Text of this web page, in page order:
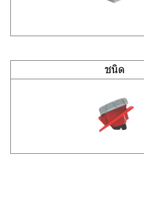
ชนิด